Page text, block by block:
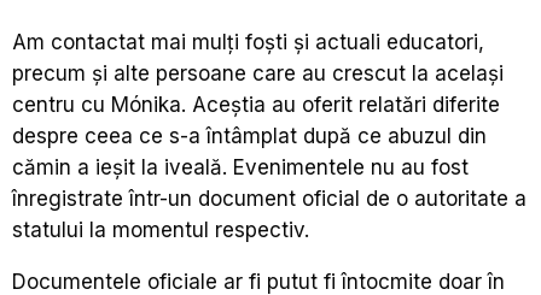
Am contactat mai mulți foști și actuali educatori,
precum și alte persoane care au crescut la același
centru cu Mónika. Aceștia au oferit relatări diferite
despre ceea ce s-a întâmplat după ce abuzul din
cămin a ieșit la iveală. Evenimentele nu au fost
înregistrate într-un document oficial de o autoritate a
statului la momentul respectiv.
Documentele oficiale ar fi putut fi întocmite doar în